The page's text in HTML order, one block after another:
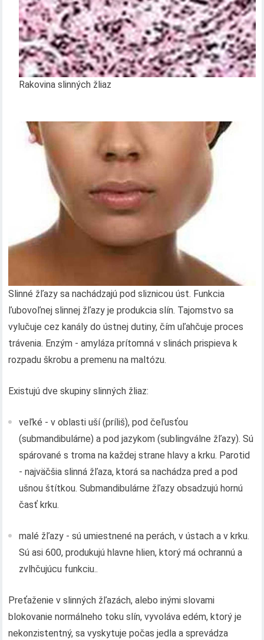
Rakovina slinných žliaz
Slinné žľazy sa nachádzajú pod sliznicou úst. Funkcia
ľubovoľnej slinnej žľazy je produkcia slín. Tajomstvo sa
vylučuje cez kanály do ústnej dutiny, čím uľahčuje proces
trávenia. Enzým - amyláza prítomná v slinách prispieva k
rozpadu škrobu a premenu na maltózu.
Existujú dve skupiny slinných žliaz:
veľké - v oblasti uší (príliš), pod čeľusťou
(submandibulárne) a pod jazykom (sublingválne žľazy). Sú
spárované s troma na každej strane hlavy a krku. Parotid
- najväčšia slinná žľaza, ktorá sa nachádza pred a pod
ušnou štítkou. Submandibulárne žľazy obsadzujú hornú
časť krku.
malé žľazy - sú umiestnené na perách, v ústach a v krku.
Sú asi 600, produkujú hlavne hlien, ktorý má ochrannú a
zvlhčujúcu funkciu..
Preťaženie v slinných žľazách, alebo inými slovami
blokovanie normálneho toku slín, vyvoláva edém, ktorý je
nekonzistentný, sa vyskytuje počas jedla a sprevádza